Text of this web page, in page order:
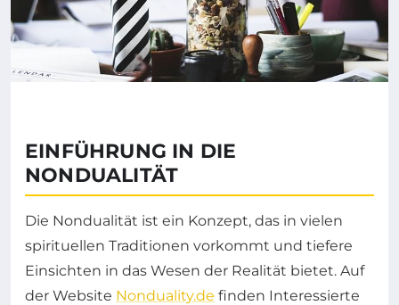
EINFÜHRUNG IN DIE
NONDUALITÄT
Die Nondualität ist ein Konzept, das in vielen
spirituellen Traditionen vorkommt und tiefere
Einsichten in das Wesen der Realität bietet. Auf
der Website Nonduality.de finden Interessierte